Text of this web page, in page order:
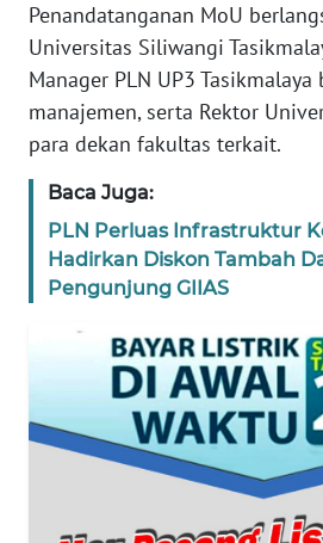
Penandatanganan MoU
Universitas Siliwangi
Manager PLN UP3
manajemen, serta Rektor
para dekan fakultas terkait.
Baca Juga:
PLN Perluas Infrastruktur
Hadirkan Diskon Tambah
Pengunjung GIIAS
WN
JABAR
WN
BANTEN
WN
NTT
WN